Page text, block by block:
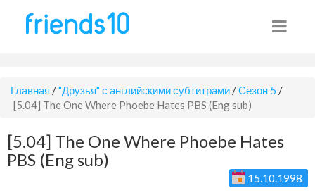
Главная /"Друзья" с английскими субтитрами /Сезон 5 /
[5.04] The One Where Phoebe Hates PBS (Eng sub)
[5.04] The One Where Phoebe Hates
PBS (Eng sub)
15.10.1998